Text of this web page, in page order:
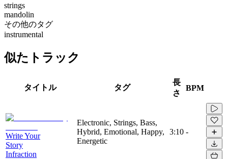
strings
mandolin
その他のタグ
instrumental
似たトラック
タイトル タグ
長
さ
BPM
Write Your
Story
Infraction
Electronic, Strings, Bass,
Hybrid, Emotional, Happy,
Energetic
3:10 -